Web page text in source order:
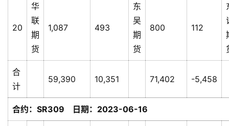
20
华
联
期
货
1,087 493
东
吴
期
货
800 112
合
计
59,390 10,351 71,402 -5,458
合约：SR309 日期：2023-06-16